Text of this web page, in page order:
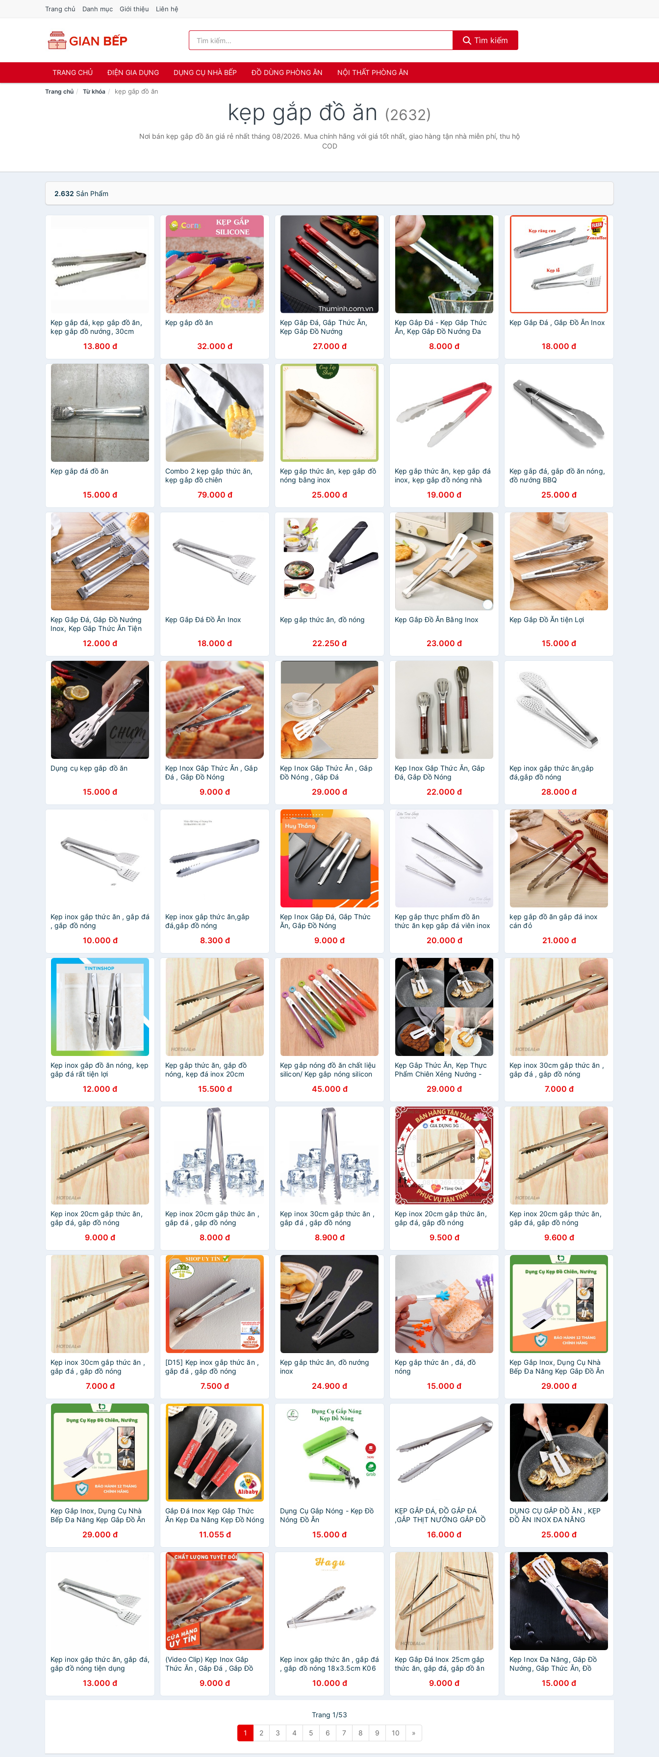
Trang chủ Danh mục Giới thiệu Liên hệ
Tìm kiếm
TRANG CHỦ ĐIỆN GIA DỤNG DỤNG CỤ NHÀ BẾP ĐỒ DÙNG PHÒNG ĂN NỘI THẤT PHÒNG ĂN
Trang chủ Từ khóa kẹp gắp đồ ăn
kẹp gắp đồ ăn (2632)
Nơi bán kẹp gắp đồ ăn giá rẻ nhất tháng 08/2026. Mua chính hãng với giá tốt nhất, giao hàng tận nhà miễn phí, thu hộ
COD
2.632 Sản Phẩm
Kẹp gắp đá, kẹp gắp đồ ăn,
kẹp gắp đồ nướng, 30cm
13.800 đ
Kẹp gắp đồ ăn
32.000 đ
Kẹp Gắp Đá, Gắp Thức Ăn,
Kẹp Gắp Đồ Nướng
27.000 đ
Kẹp Gắp Đá - Kẹp Gắp Thức
Ăn, Kẹp Gắp Đồ Nướng Đa
8.000 đ
Kẹp Gắp Đá , Gắp Đồ Ăn Inox
18.000 đ
Kẹp gắp đá đồ ăn
15.000 đ
Combo 2 kẹp gắp thức ăn,
kẹp gắp đồ chiên
79.000 đ
Kẹp gắp thức ăn, kẹp gắp đồ
nóng bằng inox
25.000 đ
Kẹp gắp thức ăn, kẹp gắp đá
inox, kẹp gắp đồ nóng nhà
19.000 đ
Kẹp gắp đá, gắp đồ ăn nóng,
đồ nướng BBQ
25.000 đ
Kẹp Gắp Đá, Gắp Đồ Nướng
Inox, Kẹp Gắp Thức Ăn Tiện
12.000 đ
Kẹp Gắp Đá Đồ Ăn Inox
18.000 đ
Kẹp gắp thức ăn, đồ nóng
22.250 đ
Kẹp Gắp Đồ Ăn Bằng Inox
23.000 đ
Kẹp Gắp Đồ Ăn tiện Lợi
15.000 đ
Dụng cụ kẹp gắp đồ ăn
15.000 đ
Kẹp Inox Gắp Thức Ăn , Gắp
Đá , Gắp Đồ Nóng
9.000 đ
Kẹp Inox Gắp Thức Ăn , Gắp
Đồ Nóng , Gắp Đá
29.000 đ
Kẹp Inox Gắp Thức Ăn, Gắp
Đá, Gắp Đồ Nóng
22.000 đ
Kẹp inox gắp thức ăn,gắp
đá,gắp đồ nóng
28.000 đ
Kẹp inox gắp thức ăn , gắp đá
, gắp đồ nóng
10.000 đ
Kẹp inox gắp thức ăn,gắp
đá,gắp đồ nóng
8.300 đ
Kẹp Inox Gắp Đá, Gắp Thức
Ăn, Gắp Đồ Nóng
9.000 đ
Kẹp gắp thực phẩm đồ ăn
thức ăn kẹp gắp đá viên inox
20.000 đ
kẹp gắp đồ ăn gắp đá inox
cán đỏ
21.000 đ
Kẹp inox gắp đồ ăn nóng, kẹp
gắp đá rất tiện lợi
12.000 đ
Kẹp gắp thức ăn, gắp đồ
nóng, kẹp đá inox 20cm
15.500 đ
Kẹp gắp nóng đồ ăn chất liệu
silicon/ Kẹp gắp nóng silicon
45.000 đ
Kẹp Gắp Thức Ăn, Kẹp Thực
Phẩm Chiên Xẻng Nướng -
29.000 đ
Kẹp inox 30cm gắp thức ăn ,
gắp đá , gắp đồ nóng
7.000 đ
Kẹp inox 20cm gắp thức ăn,
gắp đá, gắp đồ nóng
9.000 đ
Kẹp inox 20cm gắp thức ăn ,
gắp đá , gắp đồ nóng
8.000 đ
Kẹp inox 30cm gắp thức ăn ,
gắp đá , gắp đồ nóng
8.900 đ
Kẹp inox 20cm gắp thức ăn,
gắp đá, gắp đồ nóng
9.500 đ
Kẹp inox 20cm gắp thức ăn,
gắp đá, gắp đồ nóng
9.600 đ
Kẹp inox 30cm gắp thức ăn ,
gắp đá , gắp đồ nóng
7.000 đ
[D15] Kẹp inox gắp thức ăn ,
gắp đá , gắp đồ nóng
7.500 đ
Kẹp gắp thức ăn, đồ nướng
inox
24.900 đ
Kẹp gắp thức ăn , đá, đồ
nóng
15.000 đ
Kẹp Gắp Inox, Dụng Cụ Nhà
Bếp Đa Năng Kẹp Gắp Đồ Ăn
29.000 đ
Kẹp Gắp Inox, Dụng Cụ Nhà
Bếp Đa Năng Kẹp Gắp Đồ Ăn
29.000 đ
Gắp Đá Inox Kẹp Gắp Thức
Ăn Kẹp Đa Năng Kẹp Đồ Nóng
11.055 đ
Dụng Cụ Gắp Nóng - Kẹp Đồ
Nóng Đồ Ăn
15.000 đ
KẸP GẮP ĐÁ, ĐỒ GẮP ĐÁ
,GẮP THỊT NƯỚNG GẮP ĐỒ
16.000 đ
DỤNG CỤ GẮP ĐỒ ĂN , KẸP
ĐỒ ĂN INOX ĐA NĂNG
25.000 đ
Kẹp inox gắp thức ăn, gắp đá,
gắp đồ nóng tiện dụng
13.000 đ
(Video Clip) Kẹp Inox Gắp
Thức Ăn , Gắp Đá , Gắp Đồ
9.000 đ
Kẹp inox gắp thức ăn , gắp đá
, gắp đồ nóng 18x3.5cm K06
10.000 đ
Kẹp Gắp Đá Inox 25cm gắp
thức ăn, gắp đá, gắp đồ ăn
9.000 đ
Kẹp Inox Đa Năng, Gắp Đồ
Nướng, Gắp Thức Ăn, Đồ
15.000 đ
Trang 1/53
1 2 3 4 5 6 7 8 9 10 »